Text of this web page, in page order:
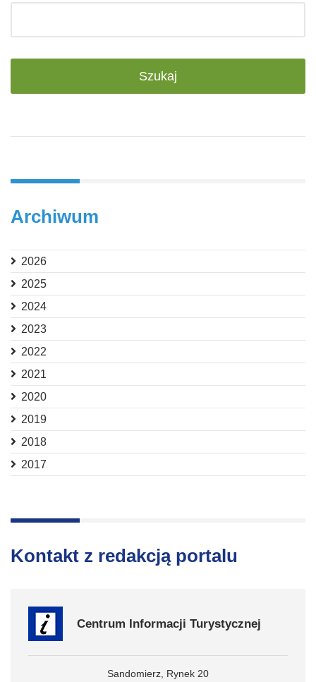
Archiwum
2026
2025
2024
2023
2022
2021
2020
2019
2018
2017
Kontakt z redakcją portalu
Centrum Informacji Turystycznej
Sandomierz, Rynek 20